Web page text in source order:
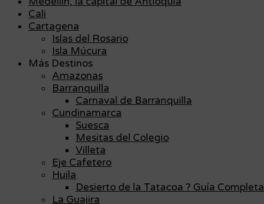
Cali
Cartagena
Islas del Rosario
Isla Múcura
Más Destinos
Amazonas
Barranquilla
Carnaval de Barranquilla
Cundinamarca
Suesca
Mesitas del Colegio
Villeta
Eje Cafetero
Huila
Desierto de la Tatacoa ? Guía Completa
La Guajira